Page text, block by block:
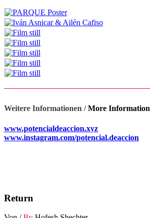
Weitere Informationen /More Information
www.potencialdeaccion.xyz
www.instagram.com/potencial.deaccion
Return